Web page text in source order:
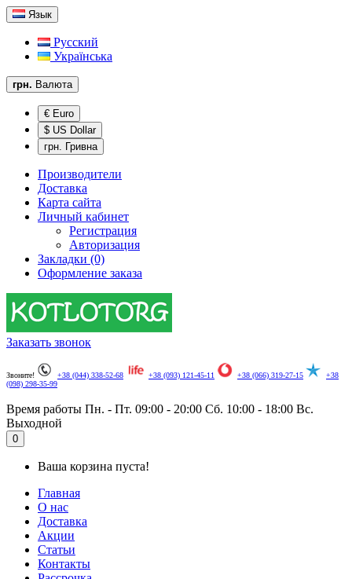
Язык
Русский
Українська
грн. Валюта
€ Euro
$ US Dollar
грн. Гривна
Производители
Доставка
Карта сайта
Личный кабинет
Регистрация
Авторизация
Закладки (0)
Оформление заказа
Заказать звонок
Звоните! +38 (044) 338-52-68 +38 (093) 121-45-11 +38 (066) 319-27-15
+38
(098) 298-35-99
Время работы Пн. - Пт. 09:00 - 20:00 Сб. 10:00 - 18:00 Вс.
Выходной
0
Ваша корзина пуста!
Главная
О нас
Доставка
Акции
Статьи
Контакты